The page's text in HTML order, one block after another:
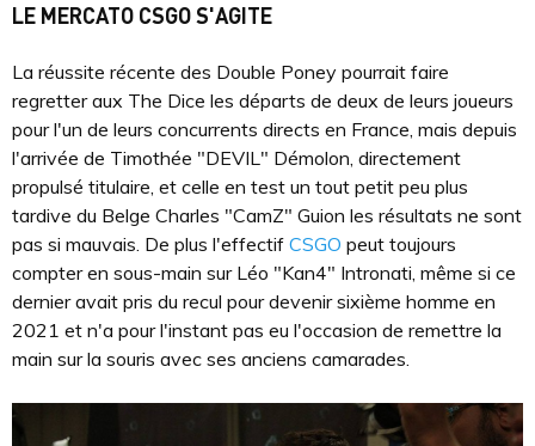
LE MERCATO CSGO S'AGITE
La réussite récente des Double Poney pourrait faire
regretter aux The Dice les départs de deux de leurs joueurs
pour l'un de leurs concurrents directs en France, mais depuis
l'arrivée de Timothée "DEVIL" Démolon, directement
propulsé titulaire, et celle en test un tout petit peu plus
tardive du Belge Charles "CamZ" Guion les résultats ne sont
pas si mauvais. De plus l'effectif CSGO peut toujours
compter en sous-main sur Léo "Kan4" Intronati, même si ce
dernier avait pris du recul pour devenir sixième homme en
2021 et n'a pour l'instant pas eu l'occasion de remettre la
main sur la souris avec ses anciens camarades.